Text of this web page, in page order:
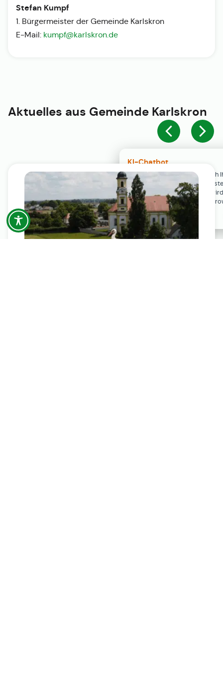
KI-Chatbot
Der KI-Chatbot steht erst nach
Einwilligung in den Cookie-
Verfügung. Der Chat-Verlauf
ausschließlich lokal in Ihrem
gespeichert.
Stefan Kumpf
1. Bürgermeister der Gemeinde Karlskron
E-Mail: kumpf@karlskron.de
Aktuelles aus Gemeinde Karlskron